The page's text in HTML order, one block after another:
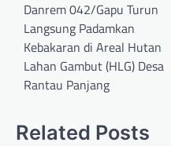
Danrem 042/Gapu Turun
Langsung Padamkan
Kebakaran di Areal Hutan
Lahan Gambut (HLG) Desa
Rantau Panjang
Related Posts